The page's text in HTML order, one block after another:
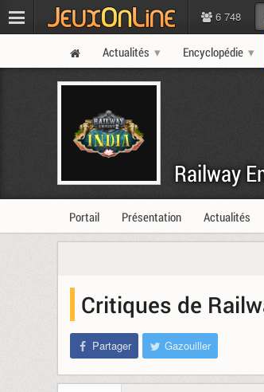
6 748
Actualités Encyclopédie
Railway
Portail Présentation Actualités
Critiques de
Partager Gazouiller